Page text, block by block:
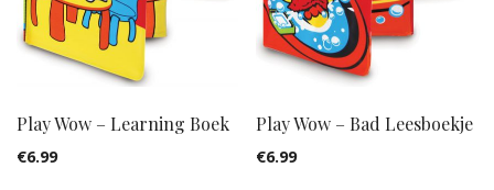
Play Wow – Learning Boek
€6.99
Play Wow – Bad Leesboekje
€6.99